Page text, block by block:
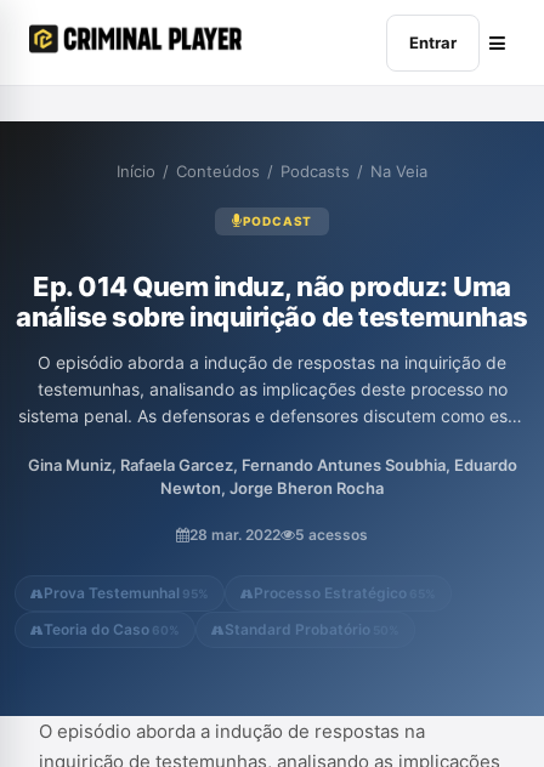
Entrar
Início / Conteúdos / Podcasts / Na Veia
PODCAST
Ep. 014 Quem induz, não produz: Uma
análise sobre inquirição de testemunhas
O episódio aborda a indução de respostas na inquirição de
testemunhas, analisando as implicações deste processo no
sistema penal. As defensoras e defensores discutem como essa
julgamento. A conversa traz reflexões importantes sobre a ética
e a eficácia da atuação no âmbito da defensoria.
Gina Muniz, Rafaela Garcez, Fernando Antunes Soubhia, Eduardo
Newton, Jorge Bheron Rocha
28 mar. 2022 5 acessos
Prova Testemunhal 95% Processo Estratégico
Teoria do Caso 60% Standard Probatório
O episódio aborda a indução de respostas na
inquirição de testemunhas, analisando as implicações